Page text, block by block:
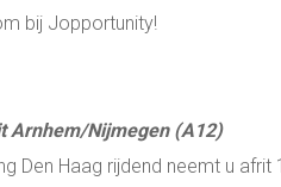
bij Jopportunity!
Arnhem/Nijmegen (A12)
Den Haag rijdend neemt u afrit